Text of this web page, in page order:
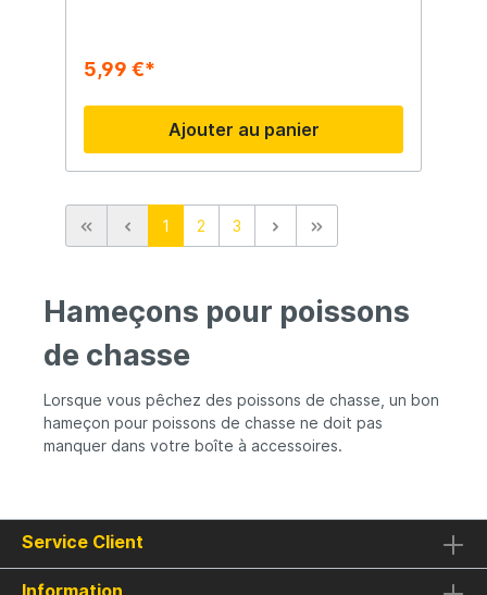
5,99 €*
Ajouter au panier
1 2 3
Hameçons pour poissons
de chasse
Lorsque vous pêchez des poissons de chasse, un bon
hameçon pour poissons de chasse ne doit pas
manquer dans votre boîte à accessoires.
Service Client
Information